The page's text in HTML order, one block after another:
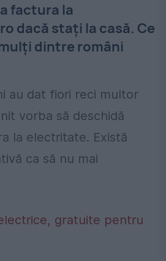
factura la
dacă stați la casă. Ce
dintre români
au dat fiori reci multor
vorba să deschidă
la electritate. Există
ca să nu mai